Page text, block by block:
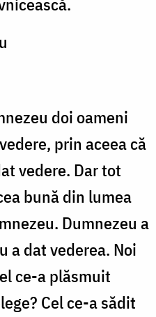
doi oameni
prin aceea că
vedere. Dar tot
bună din lumea
Dumnezeu a
a dat vederea. Noi
ce-a plăsmuit
Cel ce-a sădit